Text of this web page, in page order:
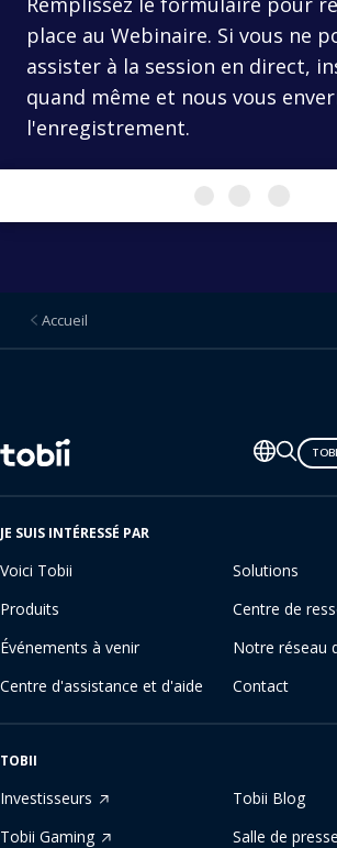
place au Webinaire. Si vous ne
assister à la session en direct,
quand même et nous vous
l'enregistrement.
Accueil
Changer
de
langue
JE SUIS INTÉRESSÉ PAR
Voici Tobii
Solutions
Produits
Centre de
Événements à venir
Notre réseau
Centre d'assistance et d'aide
Contact
TOBII
Investisseurs
Tobii Blog
Tobii Gaming
Salle de